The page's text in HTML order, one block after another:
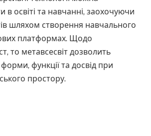
в освіті та навчанні, заохочуючи
шляхом створення навчального
платформах. Щодо
то метавсесвіт дозволить
функції та досвід при
простору.